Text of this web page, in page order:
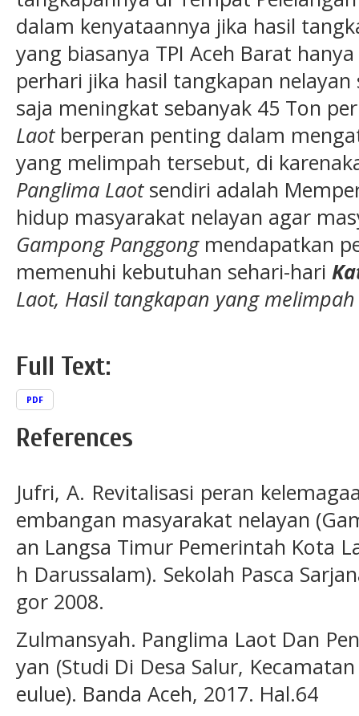
dalam kenyataannya jika hasil
yang biasanya TPI Aceh Barat
perhari jika hasil tangkapan
saja meningkat sebanyak 45 Ton
Laotberperan penting dalam
yang melimpah tersebut, di
Panglima Laotsendiri adalah
hidup masyarakat nelayan agar
Gampong Panggongmendapatkan
memenuhi kebutuhan sehari-hari
Laot, Hasil tangkapan yang melimpah
Full Text:
PDF
References
Jufri, A. Revitalisasi peran
embangan masyarakat nelayan
an Langsa Timur Pemerintah Kota
h Darussalam). Sekolah Pasca
gor 2008.
Zulmansyah. Panglima Laot Dan
yan (Studi Di Desa Salur,
eulue). Banda Aceh, 2017. Hal.64